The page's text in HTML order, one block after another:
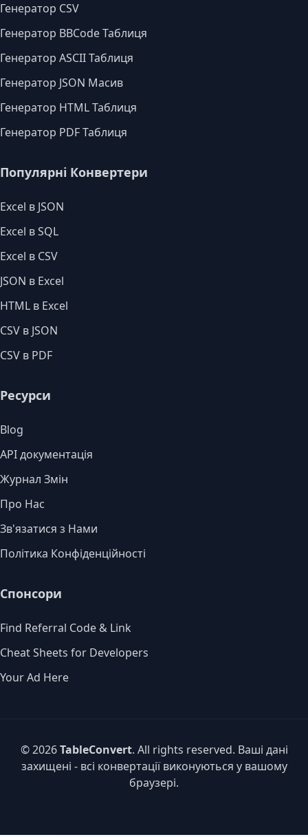
Генератор CSV
Генератор BBCode Таблиця
Генератор ASCII Таблиця
Генератор JSON Масив
Генератор HTML Таблиця
Генератор PDF Таблиця
Популярні Конвертери
Excel в JSON
Excel в SQL
Excel в CSV
JSON в Excel
HTML в Excel
CSV в JSON
CSV в PDF
Ресурси
Blog
API документація
Журнал Змін
Про Нас
Зв'язатися з Нами
Політика Конфіденційності
Спонсори
Find Referral Code & Link
Cheat Sheets for Developers
Your Ad Here
© 2026TableConvert. All rights reserved. Ваші дані
захищені - всі конвертації виконуються у вашому
браузері.